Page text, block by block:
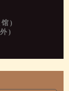
)
)